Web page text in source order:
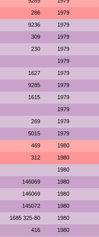
286 1979
9236 1979
309 1979
230 1979
1979
1627 1979
9285 1979
1615 1979
1979
269 1979
5015 1979
469 1980
312 1980
1980
146069 1980
146069 1980
145072 1980
1685 325-80 1980
416 1980